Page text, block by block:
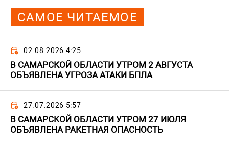
САМОЕ ЧИТАЕМОЕ
02.08.2026 4:25
В САМАРСКОЙ ОБЛАСТИ УТРОМ 2 АВГУСТА
ОБЪЯВЛЕНА УГРОЗА АТАКИ БПЛА
27.07.2026 5:57
В САМАРСКОЙ ОБЛАСТИ УТРОМ 27 ИЮЛЯ
ОБЪЯВЛЕНА РАКЕТНАЯ ОПАСНОСТЬ